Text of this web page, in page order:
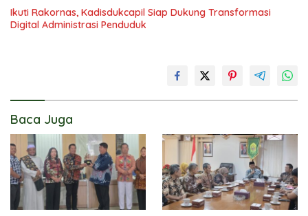
Ikuti Rakornas, Kadisdukcapil Siap Dukung Transformasi
Digital Administrasi Penduduk
Baca Juga